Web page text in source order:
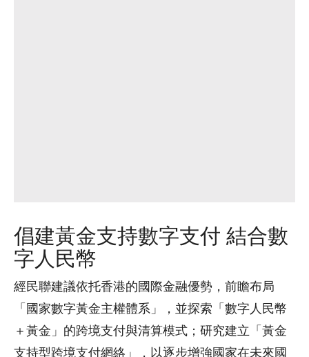
倡建黃金支持數字支付 結合數
字人民幣
經民聯建議依托香港的國際金融優勢，前瞻布局
「國家數字黃金主權體系」，並探索「數字人民幣
＋黃金」的跨境支付與清算模式；研究建立「黃金
支持型跨境支付網絡」，以逐步增強國家在未來國